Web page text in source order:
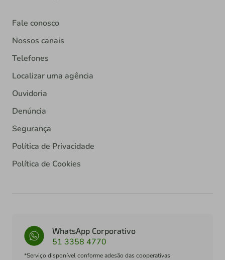
Fale conosco
Nossos canais
Telefones
Localizar uma agência
Ouvidoria
Denúncia
Segurança
Política de Privacidade
Política de Cookies
WhatsApp Corporativo
51 3358 4770
*Serviço disponível conforme adesão das cooperativas